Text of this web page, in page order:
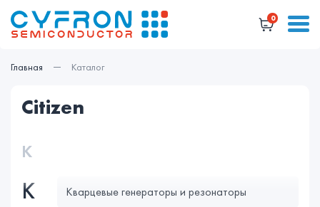
0
Главная Каталог
citizen
К
К Кварцевые генераторы и резонаторы